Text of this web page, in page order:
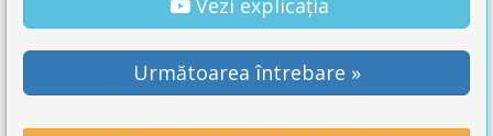
Vezi explicația
Următoarea întrebare »